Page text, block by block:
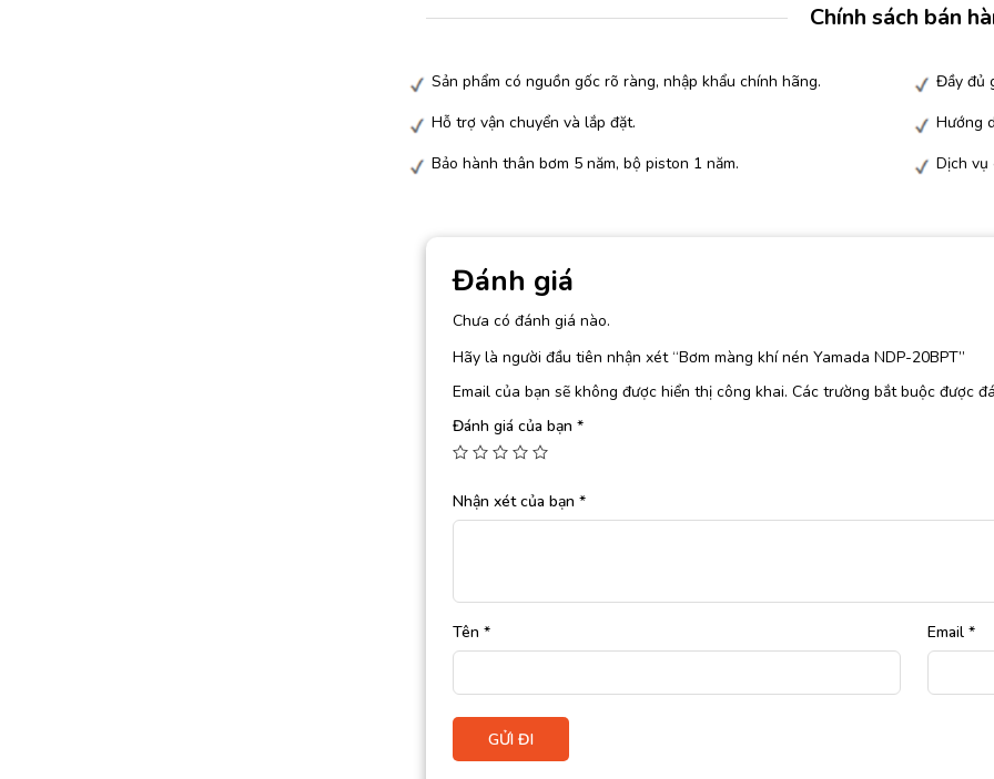
Chính sách bán
Sản phẩm có nguồn gốc rõ ràng, nhập khẩu chính hãng.
Đầy đủ
Hỗ trợ vận chuyển và lắp đặt.
Hướng
Bảo hành thân bơm 5 năm, bộ piston 1 năm.
Dịch vụ
Đánh giá
Chưa có đánh giá nào.
Hãy là người đầu tiên nhận xét “Bơm màng khí nén Yamada NDP-20BPT”
Email của bạn sẽ không được hiển thị công khai. Các trường bắt buộc được
Đánh giá của bạn *
Nhận xét của bạn *
Tên * Email *